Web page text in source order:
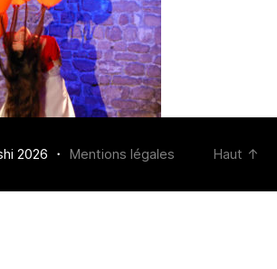
2026 ・ Mentions légales Haut ↑